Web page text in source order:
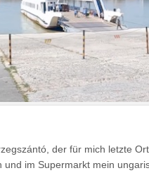
der für mich letzte
und im Supermarkt mein